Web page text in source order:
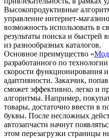
Высокопродуктивные
управление интернет-
возможность использовать в
результаты поиска и быстрей
из разнообразных каталогов.
Основное преимущество «
разработанного по
скорости функционирования
адаптивности. Заказчик,
сможет эффективно, легко и
алгоритмы. Например,
товары, достаточно ввести в
буквы. После несложных
автозапчасти начнут
этом перезагрузки страницы